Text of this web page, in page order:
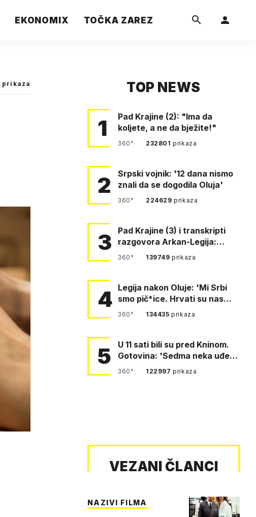
EKONOMIX TOČKA ZAREZ
prikaza TOP NEWS
1
Pad Krajine (2): "Ima da
koljete, a ne da bježite!"
360° 232801prikaza
2
Srpski vojnik: '12 dana nismo
znali da se dogodila Oluja'
360° 224629prikaza
3
Pad Krajine (3) i transkripti
razgovora Arkan-Legija:
'Čujem, prelazite ustašam…
360° 139749prikaza
4 Legija nakon Oluje: 'Mi Srbi
smo pič*ice. Hrvati su nas
pomeli!'
360° 134435prikaza
5
U 11 sati bili su pred Kninom.
Gotovina: 'Sedma neka uđe,
4. gardijska neka g…
360° 122997prikaza
VEZANI ČLANCI
NAZIVI FILMA